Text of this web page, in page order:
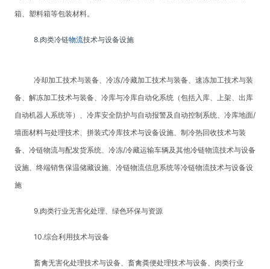
箱、塑料箱等包装材料。
8.肉类冷链物流技术与设备设施
冷却加工技术与装备、冷冻/冷藏加工技术与装备、速冻加工技术与装
备、解冻加工技术与装备、冷库与冷库自动化系统（包括入库、上架、出库
自动机器人系统等）、冷库安全防护与自动报警及自动控制系统、冷库地面/
墙面材料与处理技术、拼装式冷库技术与设备设施、制冷热回收技术与装
备、冷链物流与配发货系统、冷冻/冷藏运输车辆及其他冷链物流技术与设备
设施、终端销售保温储藏设施、冷链物流信息系统等冷链物流技术与设备设
施
9.肉类行业无害化处理、绿色环保与资源
10.综合利用技术与设备
畜禽无害化处理技术与设备、畜禽粪便处理技术与设备、肉类行业